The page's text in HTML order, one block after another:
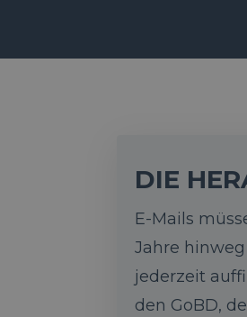
DIE
E-Mails
Jahre
jederzeit
den GoBD,